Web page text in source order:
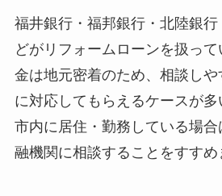
福井銀行・福邦銀行・北陸銀
どがリフォームローンを扱っ
金は地元密着のため、相談し
に対応してもらえるケースが
市内に居住・勤務している場
融機関に相談することをすすめ